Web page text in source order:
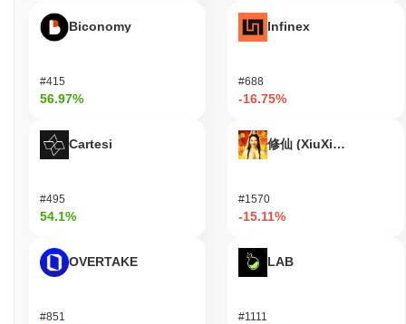
Biconomy
#415
56.97%
Cartesi
#495
54.1%
OVERTAKE
#851
Infinex
#688
-16.75%
修仙 (XiuXian)
#1570
-15.11%
LAB
#1111